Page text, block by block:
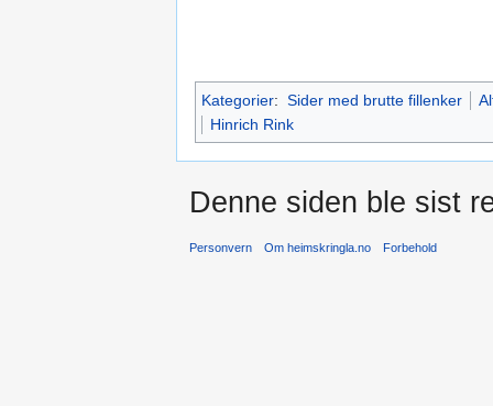
Kategorier: Sider med brutte fillenker
Hinrich Rink
Denne siden ble sist
Personvern Om heimskringla.no Forbehold